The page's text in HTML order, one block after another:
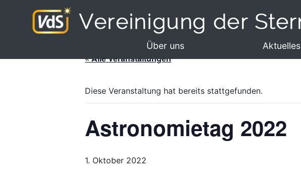
Über uns Aktuelles
« Alle Veranstaltungen
Diese Veranstaltung hat bereits stattgefunden.
Astronomietag 2022
1. Oktober 2022